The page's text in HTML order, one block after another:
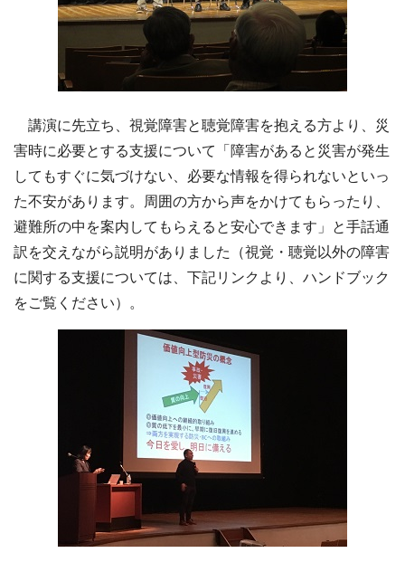
講演に先立ち、視覚障害と聴覚障害を抱える方より、災
害時に必要とする支援について「障害があると災害が発生
してもすぐに気づけない、必要な情報を得られないといっ
た不安があります。周囲の方から声をかけてもらったり、
避難所の中を案内してもらえると安心できます」と手話通
訳を交えながら説明がありました（視覚・聴覚以外の障害
に関する支援については、下記リンクより、ハンドブック
をご覧ください）。